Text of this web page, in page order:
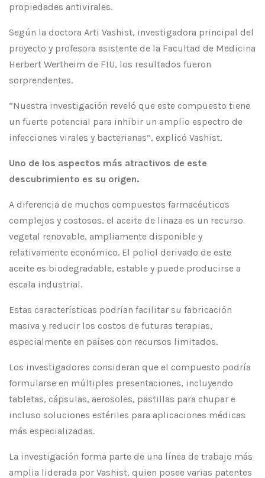
propiedades antivirales.
Según la doctora Arti Vashist, investigadora principal del
proyecto y profesora asistente de la Facultad de Medicina
Herbert Wertheim de FIU, los resultados fueron
sorprendentes.
“Nuestra investigación reveló que este compuesto tiene
un fuerte potencial para inhibir un amplio espectro de
infecciones virales y bacterianas”, explicó Vashist.
Uno de los aspectos más atractivos de este
descubrimiento es su origen.
A diferencia de muchos compuestos farmacéuticos
complejos y costosos, el aceite de linaza es un recurso
vegetal renovable, ampliamente disponible y
relativamente económico. El poliol derivado de este
aceite es biodegradable, estable y puede producirse a
escala industrial.
Estas características podrían facilitar su fabricación
masiva y reducir los costos de futuras terapias,
especialmente en países con recursos limitados.
Los investigadores consideran que el compuesto podría
formularse en múltiples presentaciones, incluyendo
tabletas, cápsulas, aerosoles, pastillas para chupar e
incluso soluciones estériles para aplicaciones médicas
más especializadas.
La investigación forma parte de una línea de trabajo más
amplia liderada por Vashist, quien posee varias patentes